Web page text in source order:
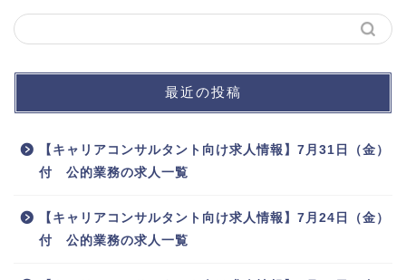
最近の投稿
【キャリアコンサルタント向け求人情報】7月31日（金）
付 公的業務の求人一覧
【キャリアコンサルタント向け求人情報】7月24日（金）
付 公的業務の求人一覧